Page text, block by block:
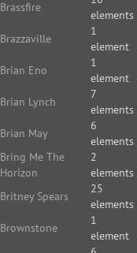
Brassfire
elements
Brazzaville
1
element
Brian Eno
1
element
Brian Lynch
7
elements
Brian May
6
elements
Bring Me The
Horizon
2
elements
Britney Spears
25
elements
Brownstone
1
element